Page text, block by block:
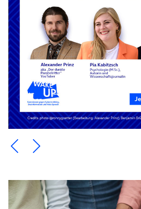
Ein Element zurück blättern
Ein Element weiter blättern